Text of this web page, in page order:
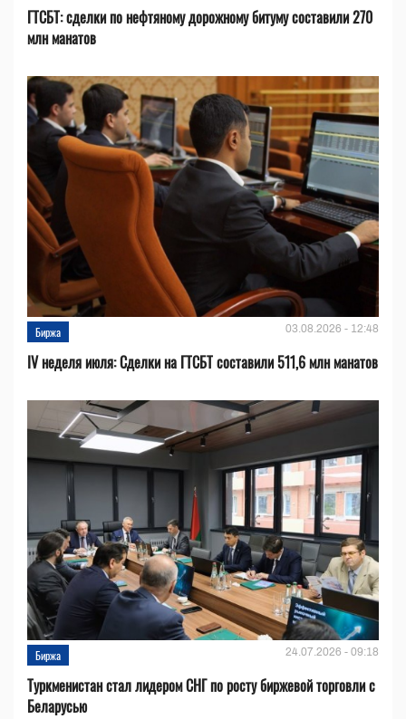
ГТСБТ: сделки по нефтяному дорожному битуму составили 270
млн манатов
Биржа 03.08.2026 - 12:48
IV неделя июля: Сделки на ГТСБТ составили 511,6 млн манатов
Биржа 24.07.2026 - 09:18
Туркменистан стал лидером СНГ по росту биржевой торговли с
Беларусью